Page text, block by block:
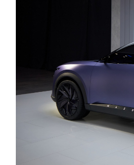
Συμβουλές
Χρηστικά
Συμβουλές